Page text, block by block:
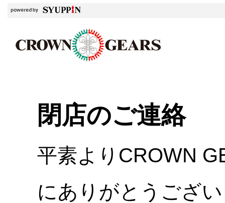
閉店のご連絡
平素よりCROWN
にありがとうござ